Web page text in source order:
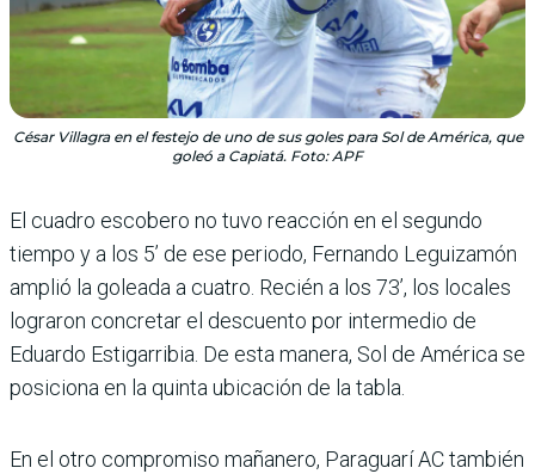
César Villagra en el festejo de uno de sus goles para Sol de América, que
goleó a Capiatá. Foto: APF
El cuadro escobero no tuvo reacción en el segundo
tiempo y a los 5’ de ese periodo, Fernando Legui­zamón
amplió la goleada a cuatro. Recién a los 73’, los locales
lograron concretar el descuento por interme­dio de
Eduardo Estigarri­bia. De esta manera, Sol de América se
posiciona en la quinta ubicación de la tabla.
En el otro compromiso mañanero, Paraguarí AC también